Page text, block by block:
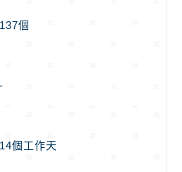
137個
-
14個工作天